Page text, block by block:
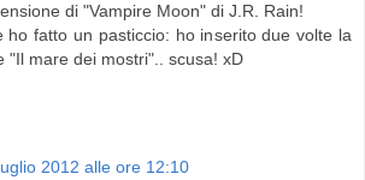
di "Vampire Moon" di J.R. Rain!
ho fatto un pasticcio: ho inserito due volte la
"Il mare dei mostri".. scusa! xD
2012 alle ore 12:10